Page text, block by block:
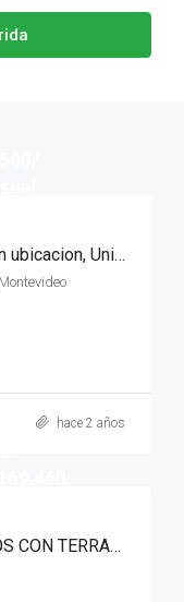
Alquila apto 2 dormitorios en gran ubicacion, Union, Sin gastos comunes y azotea
hace 2 años
SE VENDE APTO 2 DORMITORIOS CON TERRAZA EN LA COMERCIAL